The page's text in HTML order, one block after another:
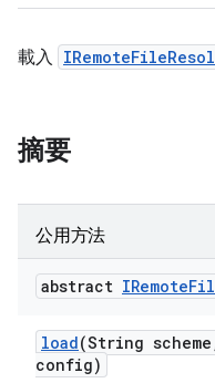
載入
摘要
公用方法
abstract IRemote
load(String scheme
config)